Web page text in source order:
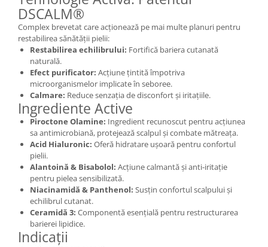
DSCALM®
Complex brevetat care acționează pe mai multe planuri pentru
restabilirea sănătății pielii:
Restabilirea echilibrului: Fortifică bariera cutanată
naturală.
Efect purificator: Acțiune țintită împotriva
microorganismelor implicate în seboree.
Calmare: Reduce senzația de disconfort și iritațiile.
Ingrediente Active
Piroctone Olamine: Ingredient recunoscut pentru acțiunea
sa antimicrobiană, protejează scalpul și combate mătreața.
Acid Hialuronic: Oferă hidratare ușoară pentru confortul
pielii.
Alantoină & Bisabolol: Acțiune calmantă și anti-iritație
pentru pielea sensibilizată.
Niacinamidă & Panthenol: Susțin confortul scalpului și
echilibrul cutanat.
Ceramidă 3: Componentă esențială pentru restructurarea
barierei lipidice.
Indicații